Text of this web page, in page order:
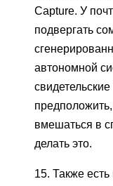
Capture. У
подвергать
автономной
вмешаться в
делать это.
15. Также